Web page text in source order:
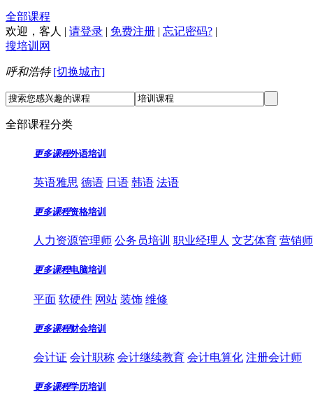
全部课程
欢迎， 客人 | 请登录 | 免费注册 | 忘记密码? |
搜培训网
呼和浩特 [切换城市]
全部课程分类
更多课程外语培训
英语雅思 德语 日语 韩语 法语
更多课程资格培训
人力资源管理师 公务员培训 职业经理人 文艺体育 营销
更多课程电脑培训
平面 软硬件 网站 装饰 维修
更多课程财会培训
会计证 会计职称 会计继续教育 会计电算化 注册会计师
更多课程学历培训